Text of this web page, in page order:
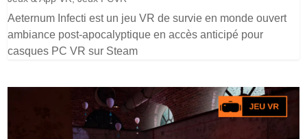
Aeternum Infecti est un jeu VR de survie en monde ouvert
ambiance post-apocalyptique en accès anticipé pour
casques PC VR sur Steam